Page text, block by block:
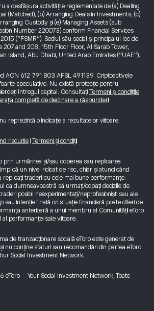
a desfășura activitățile reglementate de (a) Dealing
(Matched), (b) Arranging Deals in Investments, (c)
Custody și (e) Managing Assets (sub
Number 220073) conform Financial Services
(“FSMR”). Sediul său social și principalul loc de
207 and 208, 15th Floor Floor, Al Sarab Tower,
Island, Abu Dhabi, United Arab Emirates (“UAE”).
ACN 612 791 803 AFSL 491139. Criptoactivele
speculative. Nu există protecție pentru
întregul capital. Consultați Termenii și condițiile
completă de declinare a răspunderii
reprezintă o indicație a rezultatelor viitoare.
riscurile Termeni și condiții
prin urmărirea și/sau copierea sau replicarea
un nivel ridicat de risc, chiar și atunci când
replicați traderii cu cele mai bune performanțe.
ca dumneavoastră să urmați/copiați deciziile de
posibil neexperimentați/neprofesioniști sau ale
sau intenție finală ori situație financiară poate diferi de
anterioară a unui membru al Comunității eToro
al performanței sale viitoare.
de tranzacționare socială eToro este generat de
nu conține sfaturi sau recomandări din partea eToro
Social Investment Network.
- Your Social Investment Network, Toate